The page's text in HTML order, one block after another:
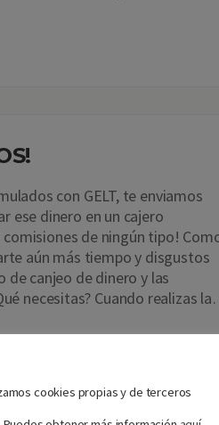
con GELT, te enviamos
ese dinero en un cajero
de ningún tipo!
aún más tiempo y disgustos
de canjeo de dinero y las
necesitas? Cuando realizas
cookies propias y de terceros